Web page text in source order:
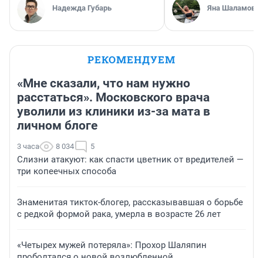
Надежда Губарь Яна Шаламова
РЕКОМЕНДУЕМ
«Мне сказали, что нам нужно
расстаться». Московского врача
уволили из клиники из-за мата в
личном блоге
3 часа 8 034 5
Слизни атакуют: как спасти цветник от вредителей —
три копеечных способа
Знаменитая тикток-блогер, рассказывавшая о борьбе
с редкой формой рака, умерла в возрасте 26 лет
«Четырех мужей потеряла»: Прохор Шаляпин